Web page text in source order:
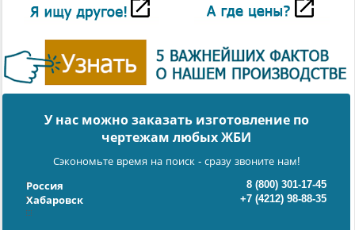
У нас можно заказать изготовление по
чертежам любых ЖБИ
Сэкономьте время на поиск - сразу звоните нам!
Россия
8 (800) 301-17-45
Хабаровск
+7 (4212) 98-88-35